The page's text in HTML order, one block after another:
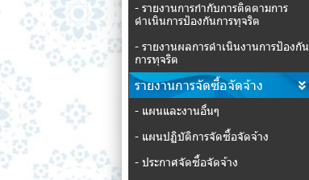
- รายงานการกำกับการติดตามการ
ดำเนินการป้องกันการทุจริต
- รายงานผลการดำเนินงานการป้องกัน
การทุจริต
รายงานการจัดซื้อจัดจ้าง
- แผนและงานอื่นๆ
- แผนปฏิบัติการจัดซื้อจัดจ้าง
- ประกาศจัดซื้อจัดจ้าง